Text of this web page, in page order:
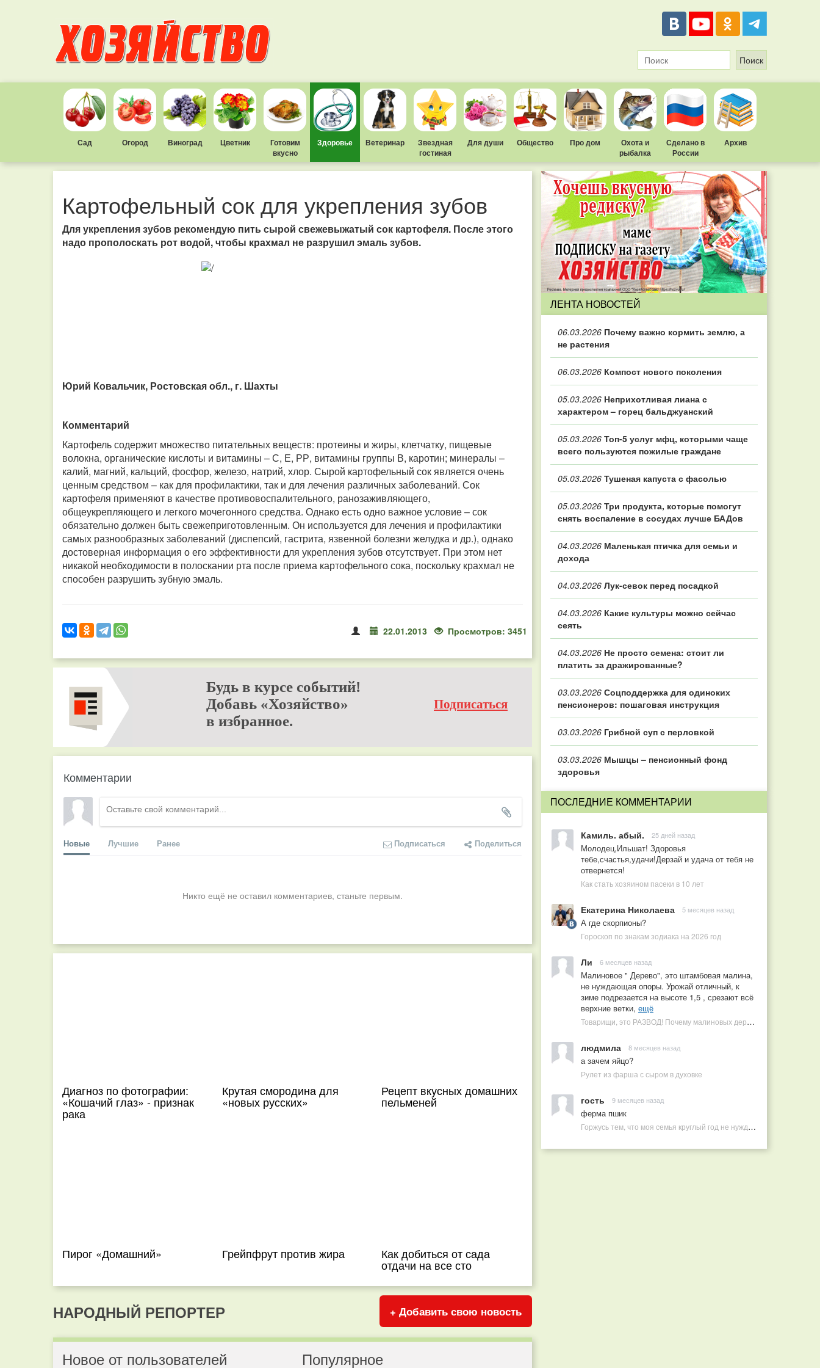
Сад Огород Виноград Цветник
Готовим
вкусно
Здоровье Ветеринар
Звездная
гостиная
Для души Общество Про дом
Охота и
рыбалка
Сделано в
России
Архив
Картофельный сок для укрепления зубов
Для укрепления зубов рекомендую пить сырой свежевыжатый сок картофеля. После этого
надо прополоскать рот водой, чтобы крахмал не разрушил эмаль зубов.
Юрий Ковальчик, Ростовская обл., г. Шахты
Комментарий
Картофель содержит множество питательных веществ: протеины и жиры, клетчатку, пищевые
волокна, органические кислоты и витамины – С, Е, РР, витамины группы В, каротин; минералы –
калий, магний, кальций, фосфор, железо, натрий, хлор. Сырой картофельный сок является очень
ценным средством – как для профилактики, так и для лечения различных заболеваний. Сок
картофеля применяют в качестве противовоспалительного, ранозаживляющего,
общеукрепляющего и легкого мочегонного средства. Однако есть одно важное условие – сок
обязательно должен быть свежеприготовленным. Он используется для лечения и профилактики
самых разнообразных заболеваний (диспепсий, гастрита, язвенной болезни желудка и др.), однако
достоверная информация о его эффективности для укрепления зубов отсутствует. При этом нет
никакой необходимости в полоскании рта после приема картофельного сока, поскольку крахмал не
способен разрушить зубную эмаль.
22.01.2013 Просмотров: 3451
Будь в курсе событий!
Добавь «Хозяйство»
в избранное.
Подписаться
Комментарии
Новые Лучшие Ранее Подписаться Поделиться
Никто ещё не оставил комментариев, станьте первым.
Диагноз по фотографии:
«Кошачий глаз» - признак
рака
Крутая смородина для
«новых русских»
Рецепт вкусных домашних
пельменей
Пирог «Домашний» Грейпфрут против жира Как добиться от сада
отдачи на все сто
НАРОДНЫЙ РЕПОРТЕР + Добавить свою новость
Новое от пользователей Популярное
ЛЕНТА НОВОСТЕЙ
06.03.2026 Почему важно кормить землю, а
не растения
06.03.2026 Компост нового поколения
05.03.2026 Неприхотливая лиана с
характером – горец бальджуанский
05.03.2026 Топ‑5 услуг мфц, которыми чаще
всего пользуются пожилые граждане
05.03.2026 Тушеная капуста с фасолью
05.03.2026 Три продукта, которые помогут
снять воспаление в сосудах лучше БАДов
04.03.2026 Маленькая птичка для семьи и
дохода
04.03.2026 Лук-севок перед посадкой
04.03.2026 Какие культуры можно сейчас
сеять
04.03.2026 Не просто семена: стоит ли
платить за дражированные?
03.03.2026 Соцподдержка для одиноких
пенсионеров: пошаговая инструкция
03.03.2026 Грибной суп с перловкой
03.03.2026 Мышцы – пенсионный фонд
здоровья
ПОСЛЕДНИЕ КОММЕНТАРИИ
Камиль. абый. 25 дней назад
Молодец,Ильшат! Здоровья
тебе,счастья,удачи!Дерзай и удача от тебя не
отвернется!
Как стать хозяином пасеки в 10 лет
Екатерина Николаева 5 месяцев назад
А где скорпионы?
Гороскоп по знакам зодиака на 2026 год
Ли 6 месяцев назад
Малиновое " Дерево", это штамбовая малина,
не нуждающая опоры. Урожай отличный, к
зиме подрезается на высоте 1,5 , срезают всё
верхние ветки, ещё
Товарищи, это РАЗВОД! Почему малиновых деревьев не бывает, или Как ушлые продавцы наживаются на мечтах садоводов
людмила 8 месяцев назад
а зачем яйцо?
Рулет из фарша с сыром в духовке
гость 9 месяцев назад
ферма пшик
Горжусь тем, что моя семья круглый год не нуждается в покупных витаминах